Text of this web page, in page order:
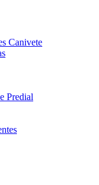
Canivete
Predial